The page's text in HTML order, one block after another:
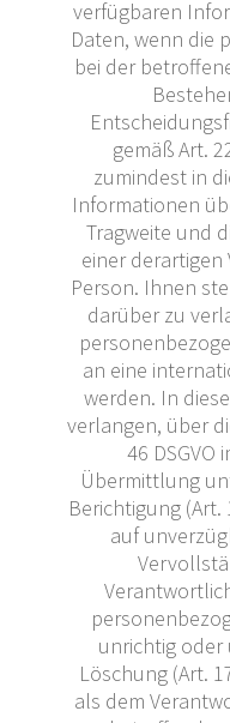
verfügbaren
Daten, wenn die
bei der
gemäß Art.
zumindest in
Informationen
Tragweite und
einer
Person. Ihnen
darüber zu
an eine
werden. In
verlangen, über
46
Übermittlung
Berichtigung (Art.
auf
unrichtig oder
Löschung (Art.
als dem